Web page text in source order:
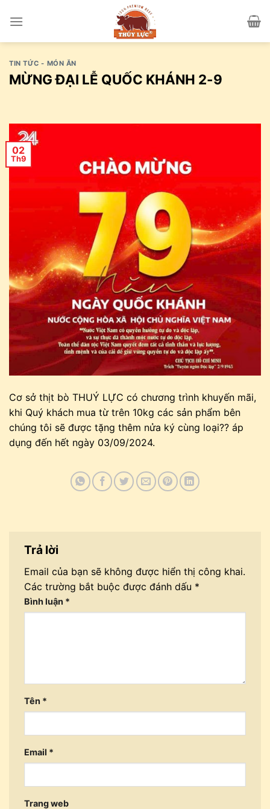
TIN TỨC - MÓN ĂN
MỪNG ĐẠI LỄ QUỐC KHÁNH 2-9
02
Th9
Cơ sở thịt bò THUÝ LỰC có chương trình khuyến mãi,
khi Quý khách mua từ trên 10kg các sản phẩm bên
chúng tôi sẽ được tặng thêm nửa ký cùng loại?? áp
dụng đến hết ngày 03/09/2024.
Trả lời
Email của bạn sẽ không được hiển thị công khai.
Các trường bắt buộc được đánh dấu *
Bình luận *
Tên *
Email *
Trang web